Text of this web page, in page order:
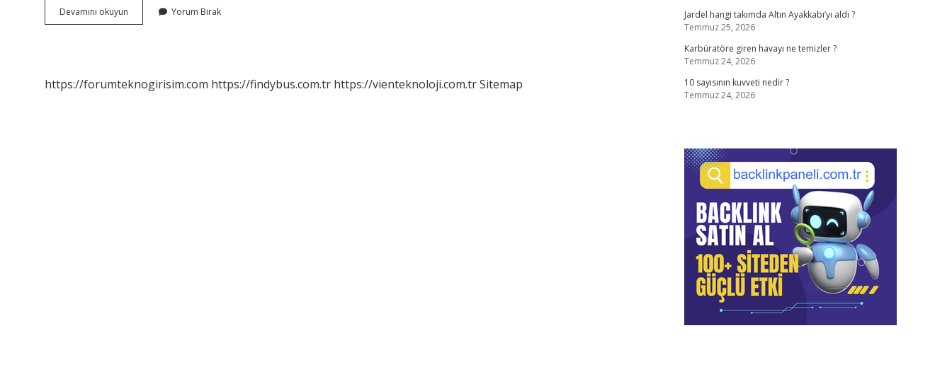
Devamını okuyun Rulmanlı
Yatağın
Yorum Bırak
https://forumteknogirisim.com https://findybus.com.tr https://vienteknoloji.com.trSitemap
Jardel hangi takımda Altın Ayakkabı’yı aldı ?
Temmuz 25, 2026
Karbüratöre giren havayı ne temizler ?
Temmuz 24, 2026
10 sayısının kuvveti nedir ?
Temmuz 24, 2026